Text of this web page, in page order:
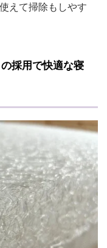
えて掃除もしやす
採用で快適な寝